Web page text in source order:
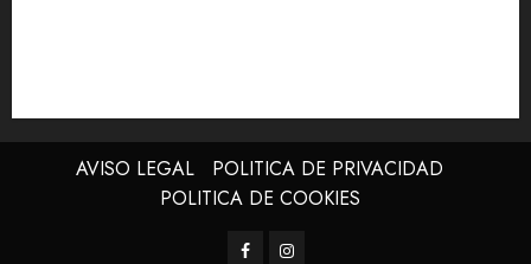
AVISO LEGAL
POLITICA DE PRIVACIDAD
POLITICA DE COOKIES
FacebookInstagram